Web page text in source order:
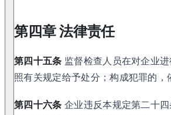
第四章 法律责任
第四十五条 监督检查人员在对企业
照有关规定给予处分；构成犯罪的，
第四十六条 企业违反本规定第二十